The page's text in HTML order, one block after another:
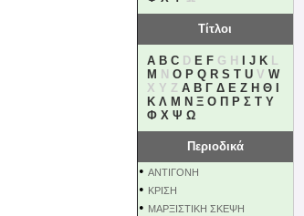
Τίτλοι
A B CD E FG H J KL
M N O P Q R S T UV W
X Y Z Α Β Γ Δ Ε Ζ Η Θ
Κ Λ Μ Ν Ξ Ο Π Ρ Σ Τ Υ
Φ Χ Ψ Ω
Περιοδικά
• ΑΝΤΙΓΟΝΗ
• ΚΡΙΣΗ
• ΜΑΡΞΙΣΤΙΚΗ ΣΚΕΨΗ